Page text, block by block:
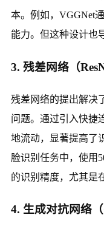
本。例如，VGGNet
能力。但这种设计也
3. 残差网络（
残差网络的提出解决
问题。通过引入快捷
地流动，显著提高了
脸识别任务中，使用
的识别精度，尤其是
4. 生成对抗网络（